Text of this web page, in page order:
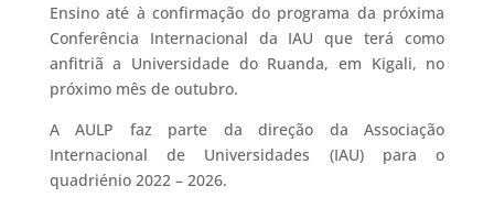
Ensino até à confirmação do programa da próxima
Conferência Internacional da IAU que terá como
anfitriã a Universidade do Ruanda, em Kigali, no
próximo mês de outubro.
A AULP faz parte da direção da Associação
Internacional de Universidades (IAU) para o
quadriénio 2022 – 2026.